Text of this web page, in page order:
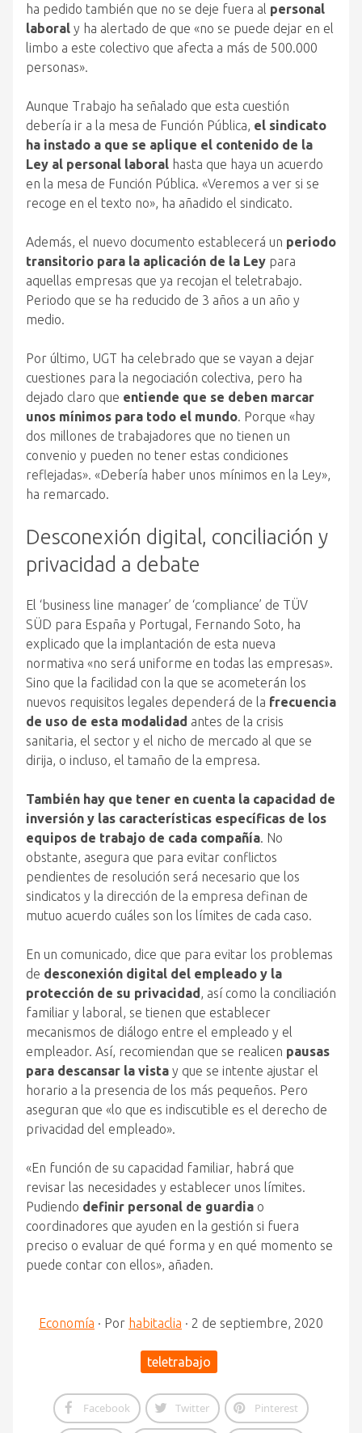
ha pedido también que no se deje fuera al personal
laboral y ha alertado de que «no se puede dejar en el
limbo a este colectivo que afecta a más de 500.000
personas».
Aunque Trabajo ha señalado que esta cuestión
debería ir a la mesa de Función Pública, el sindicato
ha instado a que se aplique el contenido de la
Ley al personal laboral hasta que haya un acuerdo
en la mesa de Función Pública. «Veremos a ver si se
recoge en el texto no», ha añadido el sindicato.
Además, el nuevo documento establecerá un periodo
transitorio para la aplicación de la Ley para
aquellas empresas que ya recojan el teletrabajo.
Periodo que se ha reducido de 3 años a un año y
medio.
Por último, UGT ha celebrado que se vayan a dejar
cuestiones para la negociación colectiva, pero ha
dejado claro que entiende que se deben marcar
unos mínimos para todo el mundo. Porque «hay
dos millones de trabajadores que no tienen un
convenio y pueden no tener estas condiciones
reflejadas». «Debería haber unos mínimos en la Ley»,
ha remarcado.
Desconexión digital, conciliación y
privacidad a debate
El ‘business line manager’ de ‘compliance’ de TÜV
SÜD para España y Portugal, Fernando Soto, ha
explicado que la implantación de esta nueva
normativa «no será uniforme en todas las empresas».
Sino que la facilidad con la que se acometerán los
nuevos requisitos legales dependerá de la frecuencia
de uso de esta modalidad antes de la crisis
sanitaria, el sector y el nicho de mercado al que se
dirija, o incluso, el tamaño de la empresa.
También hay que tener en cuenta la capacidad de
inversión y las características específicas de los
equipos de trabajo de cada compañía. No
obstante, asegura que para evitar conflictos
pendientes de resolución será necesario que los
sindicatos y la dirección de la empresa definan de
mutuo acuerdo cuáles son los límites de cada caso.
En un comunicado, dice que para evitar los problemas
de desconexión digital del empleado y la
protección de su privacidad, así como la conciliación
familiar y laboral, se tienen que establecer
mecanismos de diálogo entre el empleado y el
empleador. Así, recomiendan que se realicen pausas
para descansar la vista y que se intente ajustar el
horario a la presencia de los más pequeños. Pero
aseguran que «lo que es indiscutible es el derecho de
privacidad del empleado».
«En función de su capacidad familiar, habrá que
revisar las necesidades y establecer unos límites.
Pudiendo definir personal de guardia o
coordinadores que ayuden en la gestión si fuera
preciso o evaluar de qué forma y en qué momento se
puede contar con ellos», añaden.
Economía · Por habitaclia · 2 de septiembre, 2020
teletrabajo
Facebook Twitter Pinterest